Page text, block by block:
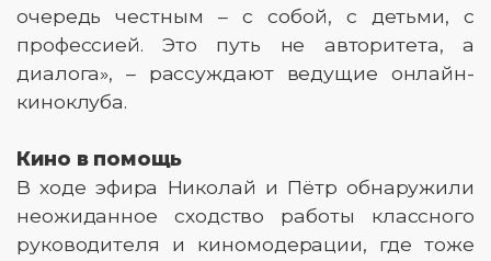
очередь честным – с собой, с детьми, с
профессией. Это путь не авторитета, а
диалога», – рассуждают ведущие онлайн-
киноклуба.
Кино в помощь
В ходе эфира Николай и Пётр обнаружили
неожиданное сходство работы классного
руководителя и киномодерации, где тоже